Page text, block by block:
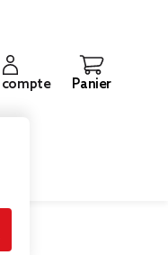
compte Panier